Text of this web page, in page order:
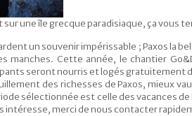
sur une île grecque paradisiaque, ça vous
un souvenir impérissable ; Paxos la
manches. Cette année, le chantier
seront nourris et logés gratuitement
des richesses de Paxos, mieux
sélectionnée est celle des vacances
intéresse, merci de nous contacter